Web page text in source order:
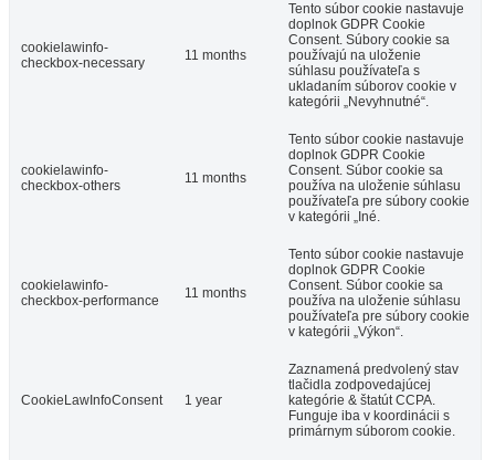
cookielawinfo-
checkbox-necessary
11 months
Tento súbor cookie nastavuje
doplnok GDPR Cookie
Consent. Súbory cookie sa
používajú na uloženie
súhlasu používateľa s
ukladaním súborov cookie v
kategórii „Nevyhnutné“.
cookielawinfo-
checkbox-others
11 months
Tento súbor cookie nastavuje
doplnok GDPR Cookie
Consent. Súbor cookie sa
používa na uloženie súhlasu
používateľa pre súbory cookie
v kategórii „Iné.
cookielawinfo-
checkbox-performance
11 months
Tento súbor cookie nastavuje
doplnok GDPR Cookie
Consent. Súbor cookie sa
používa na uloženie súhlasu
používateľa pre súbory cookie
v kategórii „Výkon“.
CookieLawInfoConsent 1 year
Zaznamená predvolený stav
tlačidla zodpovedajúcej
kategórie & štatút CCPA.
Funguje iba v koordinácii s
primárnym súborom cookie.